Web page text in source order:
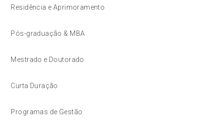
Residência e Aprimoramento
Pós-graduação & MBA
Mestrado e Doutorado
Curta Duração
Programas de Gestão